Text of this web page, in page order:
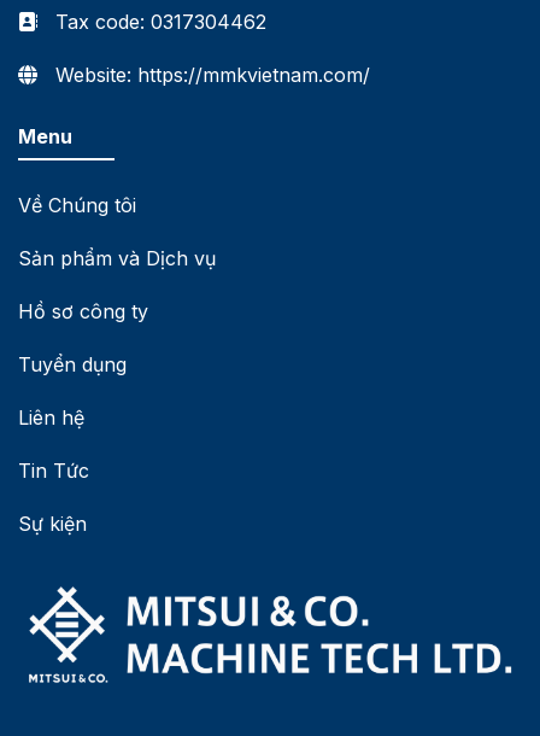
Tax code: 0317304462
Website: https://mmkvietnam.com/
Menu
Về Chúng tôi
Sản phẩm và Dịch vụ
Hồ sơ công ty
Tuyển dụng
Liên hệ
Tin Tức
Sự kiện